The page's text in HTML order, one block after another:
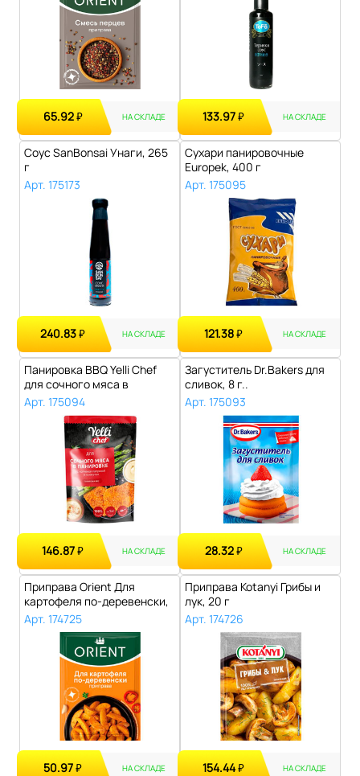
65.92₽ НА СКЛАДЕ 133.97₽ НА СКЛАДЕ
Соус SanBonsai Унаги, 265
г
Арт. 175173
240.83₽ НА СКЛАДЕ
Сухари панировочные
Europek, 400 г
Арт. 175095
121.38₽ НА СКЛАДЕ
Панировка BBQ Yelli Chef
для сочного мяса в
панировке с..
Арт. 175094
146.87₽ НА СКЛАДЕ
Загуститель Dr.Bakers для
сливок, 8 г..
Арт. 175093
28.32₽ НА СКЛАДЕ
Приправа Orient Для
картофеля по-деревенски,
20 г..
Арт. 174725
50.97₽ НА СКЛАДЕ
Приправа Kotanyi Грибы и
лук, 20 г
Арт. 174726
154.44₽ НА СКЛАДЕ